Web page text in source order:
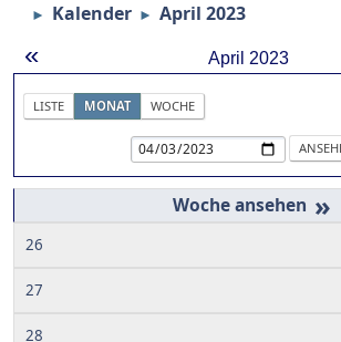
► Kalender ► April 2023
« April 2023
LISTE MONAT WOCHE
»
26
27
28